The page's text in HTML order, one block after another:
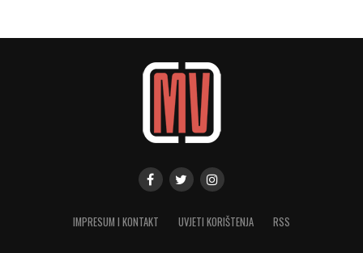
IMPRESUM I KONTAKT UVJETI KORIŠTENJA RSS